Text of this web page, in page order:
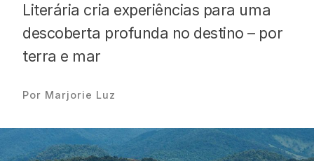
Proudly
Literária cria experiências para uma
descoberta profunda no destino – por
terra e mar
Por Marjorie Luz